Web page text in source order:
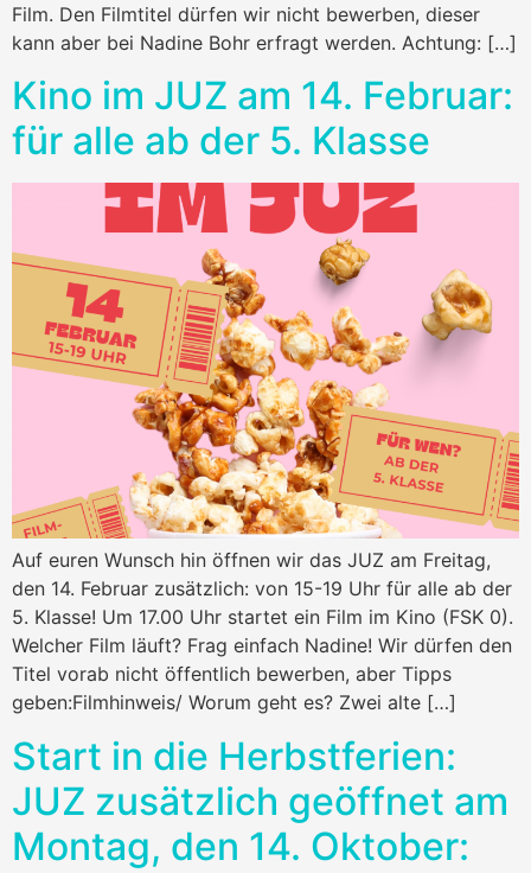
Film. Den Filmtitel dürfen wir nicht bewerben, dieser
kann aber bei Nadine Bohr erfragt werden. Achtung: […]
Kino im JUZ am 14. Februar:
für alle ab der 5. Klasse
Auf euren Wunsch hin öffnen wir das JUZ am Freitag,
den 14. Februar zusätzlich: von 15-19 Uhr für alle ab der
5. Klasse! Um 17.00 Uhr startet ein Film im Kino (FSK 0).
Welcher Film läuft? Frag einfach Nadine! Wir dürfen den
Titel vorab nicht öffentlich bewerben, aber Tipps
geben:Filmhinweis/ Worum geht es? Zwei alte […]
Start in die Herbstferien:
JUZ zusätzlich geöffnet am
Montag, den 14. Oktober: